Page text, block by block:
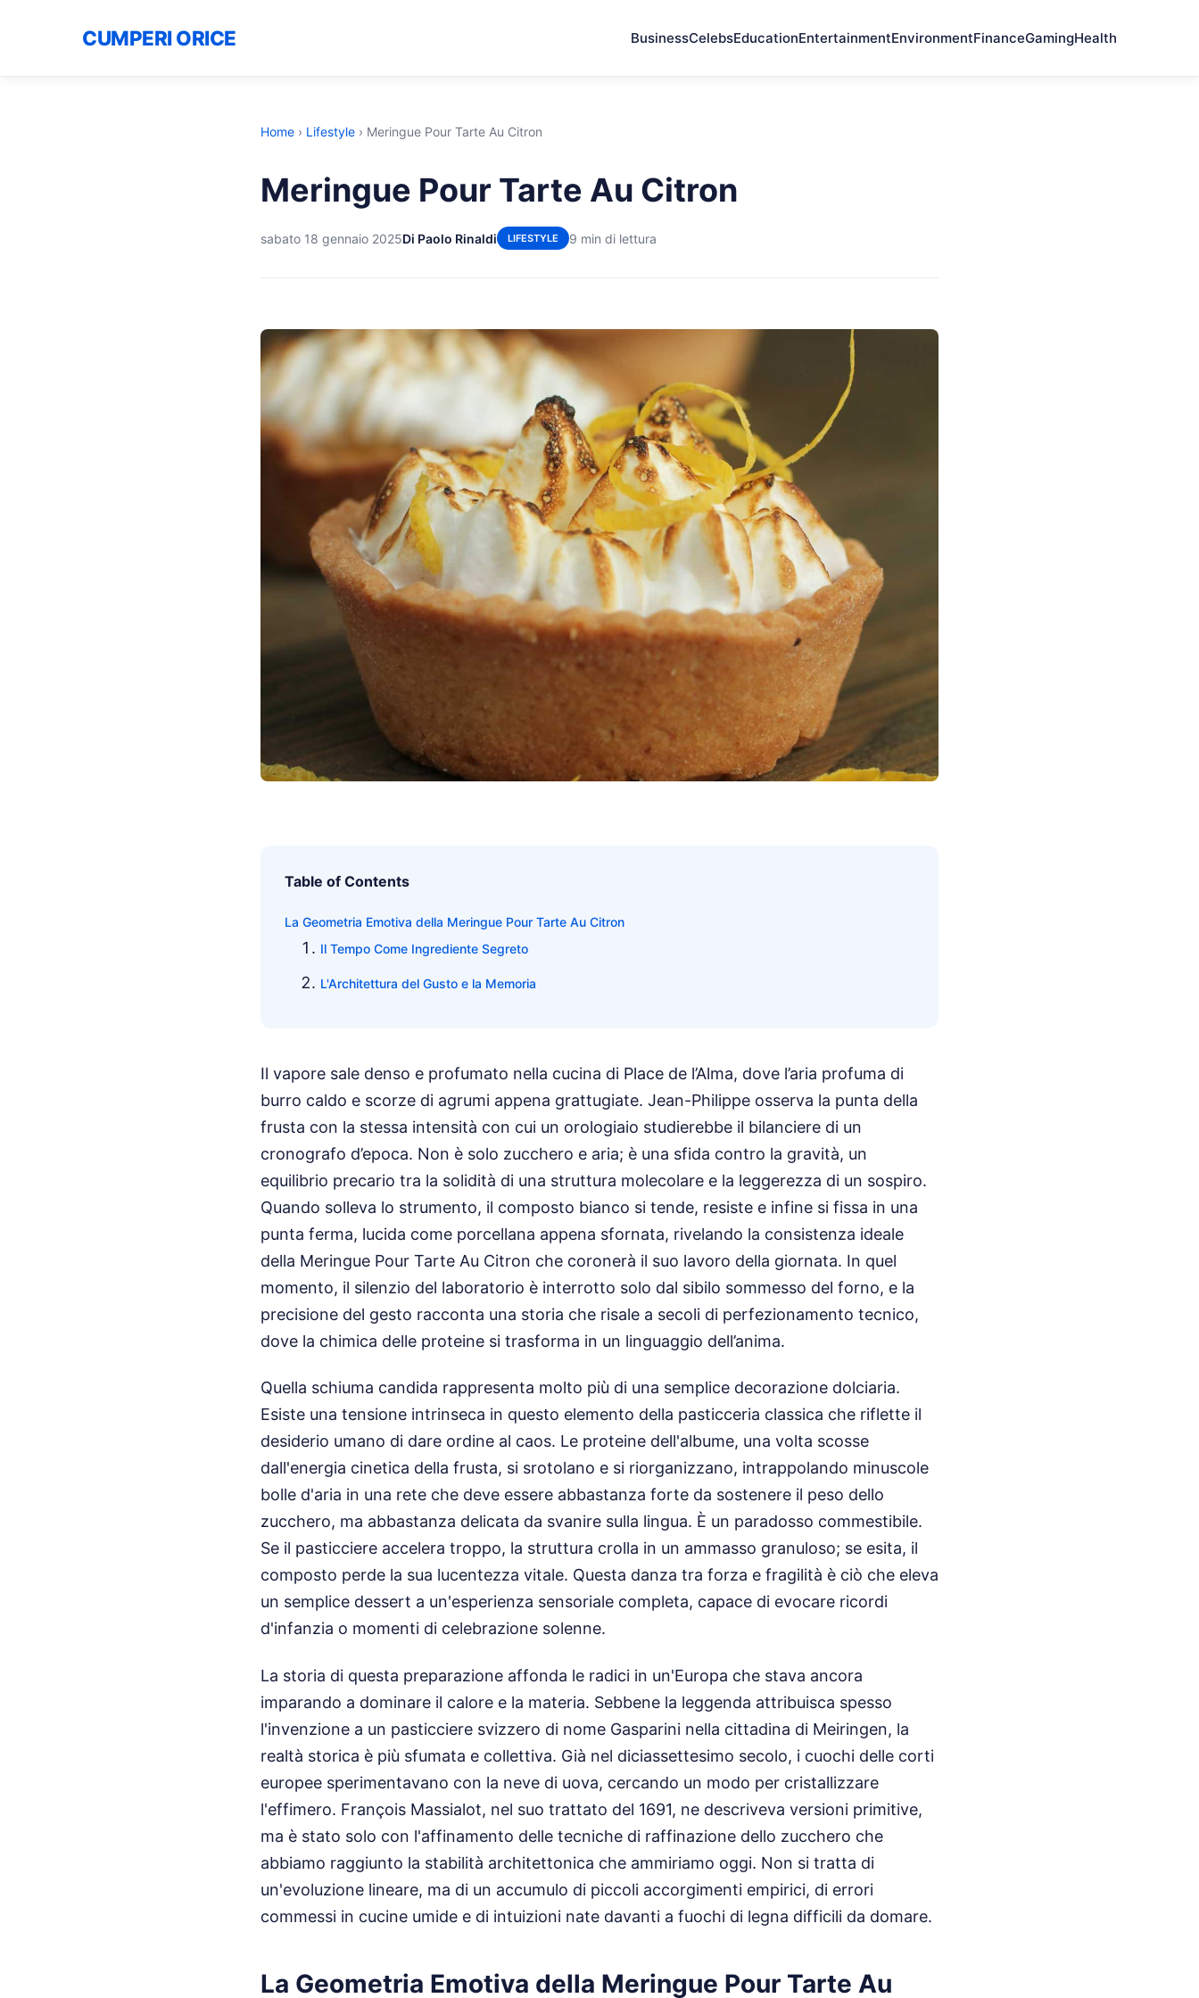
CUMPERI ORICE BusinessCelebsEducationEntertainmentEnvironmentFinanceGamingHealth
Home › Lifestyle › Meringue Pour Tarte Au Citron
Meringue Pour Tarte Au Citron
sabato 18 gennaio 2025Di Paolo Rinaldi LIFESTYLE 9 min di lettura
Table of Contents
La Geometria Emotiva della Meringue Pour Tarte Au Citron
Il Tempo Come Ingrediente Segreto
L'Architettura del Gusto e la Memoria
Il vapore sale denso e profumato nella cucina di Place de l’Alma, dove l’aria profuma di
burro caldo e scorze di agrumi appena grattugiate. Jean-Philippe osserva la punta della
frusta con la stessa intensità con cui un orologiaio studierebbe il bilanciere di un
cronografo d’epoca. Non è solo zucchero e aria; è una sfida contro la gravità, un
equilibrio precario tra la solidità di una struttura molecolare e la leggerezza di un sospiro.
Quando solleva lo strumento, il composto bianco si tende, resiste e infine si fissa in una
punta ferma, lucida come porcellana appena sfornata, rivelando la consistenza ideale
della Meringue Pour Tarte Au Citron che coronerà il suo lavoro della giornata. In quel
momento, il silenzio del laboratorio è interrotto solo dal sibilo sommesso del forno, e la
precisione del gesto racconta una storia che risale a secoli di perfezionamento tecnico,
dove la chimica delle proteine si trasforma in un linguaggio dell’anima.
Quella schiuma candida rappresenta molto più di una semplice decorazione dolciaria.
Esiste una tensione intrinseca in questo elemento della pasticceria classica che riflette il
desiderio umano di dare ordine al caos. Le proteine dell'albume, una volta scosse
dall'energia cinetica della frusta, si srotolano e si riorganizzano, intrappolando minuscole
bolle d'aria in una rete che deve essere abbastanza forte da sostenere il peso dello
zucchero, ma abbastanza delicata da svanire sulla lingua. È un paradosso commestibile.
Se il pasticciere accelera troppo, la struttura crolla in un ammasso granuloso; se esita, il
composto perde la sua lucentezza vitale. Questa danza tra forza e fragilità è ciò che eleva
un semplice dessert a un'esperienza sensoriale completa, capace di evocare ricordi
d'infanzia o momenti di celebrazione solenne.
La storia di questa preparazione affonda le radici in un'Europa che stava ancora
imparando a dominare il calore e la materia. Sebbene la leggenda attribuisca spesso
l'invenzione a un pasticciere svizzero di nome Gasparini nella cittadina di Meiringen, la
realtà storica è più sfumata e collettiva. Già nel diciassettesimo secolo, i cuochi delle corti
europee sperimentavano con la neve di uova, cercando un modo per cristallizzare
l'effimero. François Massialot, nel suo trattato del 1691, ne descriveva versioni primitive,
ma è stato solo con l'affinamento delle tecniche di raffinazione dello zucchero che
abbiamo raggiunto la stabilità architettonica che ammiriamo oggi. Non si tratta di
un'evoluzione lineare, ma di un accumulo di piccoli accorgimenti empirici, di errori
commessi in cucine umide e di intuizioni nate davanti a fuochi di legna difficili da domare.
La Geometria Emotiva della Meringue Pour Tarte Au